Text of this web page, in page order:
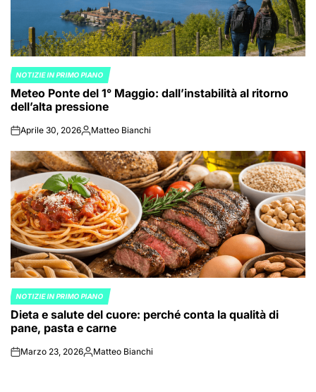
POSTED
IN
NOTIZIE IN PRIMO PIANO
Meteo Ponte del 1° Maggio: dall’instabilità al ritorno
dell’alta pressione
onAprile 30, 2026Posted
Matteo Bianchi
POSTED
IN
NOTIZIE IN PRIMO PIANO
Dieta e salute del cuore: perché conta la qualità di
pane, pasta e carne
onMarzo 23, 2026Posted
Matteo Bianchi